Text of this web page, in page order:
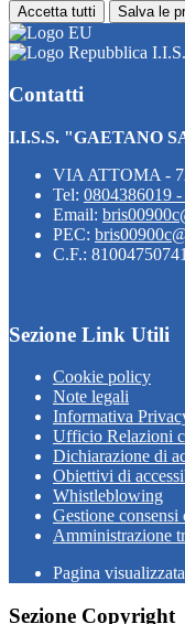
Accetta tutti Salva le
Contatti
I.I.S.S. "GAETANO
VIA ATTOMA -
Tel: 0804386019
Email:
PEC:
C.F.: 81004750741
Sezione Link Utili
Cookie policy
Note legali
Informativa
Ufficio Relazioni
Dichiarazione di
Obiettivi di
Whistleblowing
Gestione consensi
Amministrazione
Pagina visualizzata
Sezione Copyright